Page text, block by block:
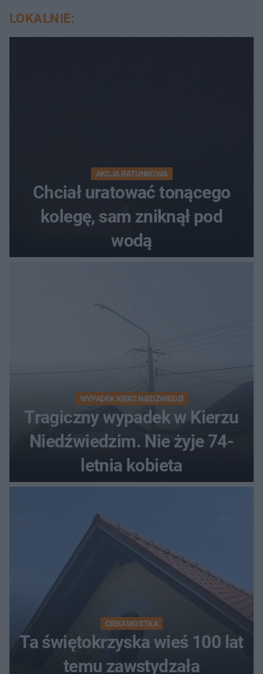
LOKALNIE:
AKCJA RATUNKOWA
Chciał uratować tonącego
kolegę, sam zniknął pod
wodą
WYPADEK KIERZ NIEDŹWIEDZI
Tragiczny wypadek w Kierzu
Niedźwiedzim. Nie żyje 74-
letnia kobieta
CIEKAWOSTKA
Ta świętokrzyska wieś 100 lat
temu zawstydzała